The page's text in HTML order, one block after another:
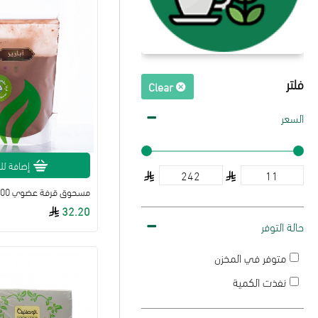
فلتر
Clear
السعر
حالة التوفر
متوفر في المخزن
نفذت الكمية
مسحوق قرفة عضوي 200 جم ابازير
32.20
إضافة